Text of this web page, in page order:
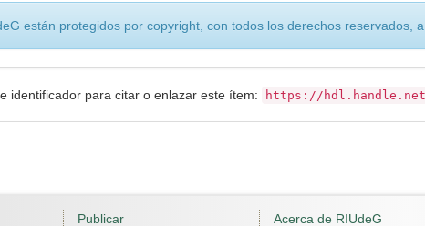
están protegidos por copyright, con todos los derechos reservados,
identificador para citar o enlazar este ítem: https://hdl.handle.net/
Publicar Acerca de RIUdeG